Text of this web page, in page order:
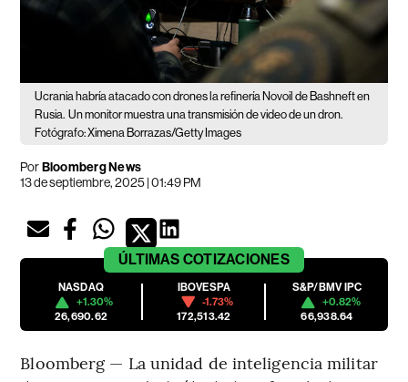
Ucrania habría atacado con drones la refinería Novoil de Bashneft en
Rusia. Un monitor muestra una transmisión de video de un dron.
Fotógrafo: Ximena Borrazas/Getty Images
PorBloomberg News
13 de septiembre, 2025 | 01:49 PM
ÚLTIMAS COTIZACIONES
NASDAQ
+1.30%
26,690.62
IBOVESPA
-1.73%
172,513.42
S&P/BMV IPC
+0.82%
66,938.64
Bloomberg — La unidad de inteligencia militar